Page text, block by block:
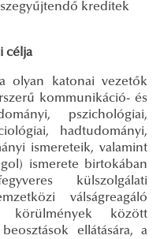
kreditek
célja
olyan katonai vezetők
kommunikáció- és
pszichológiai,
hadtudományi,
ismereteik, valamint
ismerete birtokában
külszolgálati
válságreagáló
körülmények között
ellátására, a